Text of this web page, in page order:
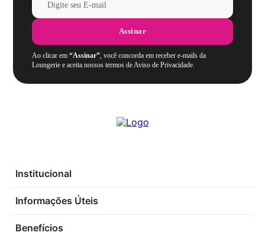
Assinar
Ao clicar em“Assinar”, você concorda em receber e-mails da
Loungerie e aceita nossos termos de Aviso de Privacidade.
Institucional
Informações Úteis
Benefícios